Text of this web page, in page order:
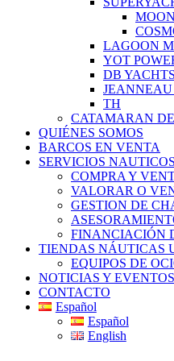
LAGOON
YOT
DB YACHTS
JEANNEAU
TH
CATAMARAN
QUIÉNES SOMOS
BARCOS EN VENTA
SERVICIOS NAUTICOS
COMPRA Y
VALORAR O
GESTION DE
FINANCIACIÓN
TIENDAS NÁUTICAS
EQUIPOS DE
NOTICIAS Y EVENTOS
CONTACTO
Español
Español
English